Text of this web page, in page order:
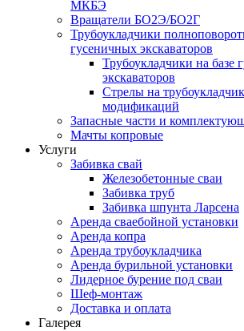
МКБЭ
Вращатели БО2Э/БО2Г
Трубоукладчики
гусеничных экскаваторов
Трубоукладчики на базе
экскаваторов
Стрелы на
модификаций
Запасные части и
Мачты копровые
Услуги
Забивка свай
Железобетонные сваи
Забивка труб
Забивка шпунта Ларсена
Аренда сваебойной установки
Аренда копра
Аренда трубоукладчика
Аренда бурильной установки
Лидерное бурение под сваи
Шеф-монтаж
Доставка и оплата
Галерея